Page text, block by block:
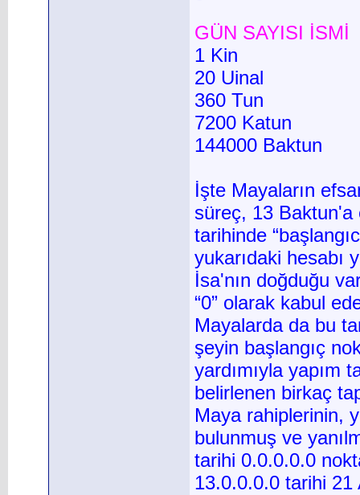
GÜN SAYISI İSMİ
1 Kin
20 Uinal
360 Tun
7200 Katun
144000 Baktun
İşte Mayaların
süreç, 13 Baktun'a
tarihinde
yukarıdaki hesabı
İsa'nın doğduğu
“0” olarak kabul
Mayalarda da bu
şeyin başlangıç
yardımıyla yapım
belirlenen birkaç
Maya rahiplerinin,
bulunmuş ve
tarihi 0.0.0.0.0
13.0.0.0.0 tarihi 21